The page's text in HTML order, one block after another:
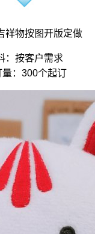
祥物按图开版定做
：按客户需求
量：300个起订